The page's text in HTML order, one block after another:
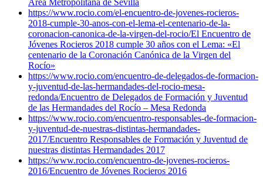
Área Metrópolitana de Sevilla
https://www.rocio.com/el-encuentro-de-jovenes-rocieros-
2018-cumple-30-anos-con-el-lema-el-centenario-de-la-
coronacion-canonica-de-la-virgen-del-rocio/El Encuentro de
Jóvenes Rocieros 2018 cumple 30 años con el Lema: «El
centenario de la Coronación Canónica de la Virgen del
Rocío»
https://www.rocio.com/encuentro-de-delegados-de-formacion-
y-juventud-de-las-hermandades-del-rocio-mesa-
redonda/Encuentro de Delegados de Formación y Juventud
de las Hermandades del Rocío – Mesa Redonda
https://www.rocio.com/encuentro-responsables-de-formacion-
y-juventud-de-nuestras-distintas-hermandades-
2017/Encuentro Responsables de Formación y Juventud de
nuestras distintas Hermandades 2017
https://www.rocio.com/encuentro-de-jovenes-rocieros-
2016/Encuentro de Jóvenes Rocieros 2016